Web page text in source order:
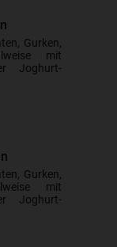
Gurken,
mit
Joghurt-
Gurken,
mit
Joghurt-